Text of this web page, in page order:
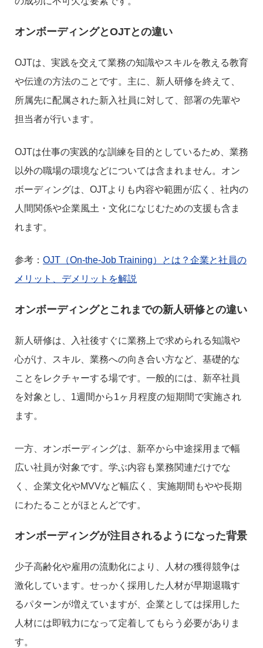
オンボーディングとOJTとの違い
OJTは、実践を交えて業務の知識やスキルを教える教育
や伝達の方法のことです。主に、新人研修を終えて、
所属先に配属された新入社員に対して、部署の先輩や
担当者が行います。
OJTは仕事の実践的な訓練を目的としているため、業務
以外の職場の環境などについては含まれません。オン
ボーディングは、OJTよりも内容や範囲が広く、社内の
人間関係や企業風土・文化になじむための支援も含ま
れます。
参考： OJT（On-the-Job Training）とは？企業と社員の
メリット、デメリットを解説
オンボーディングとこれまでの新人研修との違い
新人研修は、入社後すぐに業務上で求められる知識や
心がけ、スキル、業務への向き合い方など、基礎的な
ことをレクチャーする場です。一般的には、新卒社員
を対象とし、1週間から1ヶ月程度の短期間で実施され
ます。
一方、オンボーディングは、新卒から中途採用まで幅
広い社員が対象です。学ぶ内容も業務関連だけでな
く、企業文化やMVVなど幅広く、実施期間もやや長期
にわたることがほとんどです。
オンボーディングが注目されるようになった背景
少子高齢化や雇用の流動化により、人材の獲得競争は
激化しています。せっかく採用した人材が早期退職す
るパターンが増えていますが、企業としては採用した
人材には即戦力になって定着してもらう必要がありま
す。